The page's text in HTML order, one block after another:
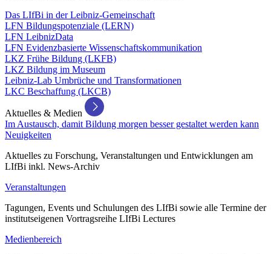
Das LIfBi in der Leibniz-Gemeinschaft
LFN Bildungspotenziale (LERN)
LFN LeibnizData
LFN Evidenzbasierte Wissenschaftskommunikation
LKZ Frühe Bildung (LKFB)
LKZ Bildung im Museum
Leibniz-Lab Umbrüche und Transformationen
LKC Beschaffung (LKCB)
Aktuelles & Medien
Im Austausch, damit Bildung morgen besser gestaltet werden kann
Neuigkeiten
Aktuelles zu Forschung, Veranstaltungen und Entwicklungen am
LIfBi inkl. News-Archiv
Veranstaltungen
Tagungen, Events und Schulungen des LIfBi sowie alle Termine der
institutseigenen Vortragsreihe LIfBi Lectures
Medienbereich